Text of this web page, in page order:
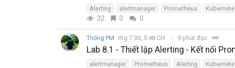
Alerting alertmanager Prometheus
32 0 0
Thống PM thg 7 30, 5:48 CH 9 phút đọc
Lab 8.1 - Thiết lập Alerting - Kết nối
alertmanager Prometheus Alerting